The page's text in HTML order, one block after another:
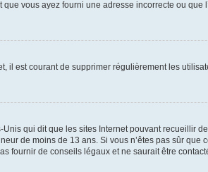
vous ayez fourni une adresse incorrecte ou
il est courant de supprimer régulièrement les
qui dit que les sites Internet pouvant recueillir
de moins de 13 ans. Si vous n’êtes pas sûr
fournir de conseils légaux et ne saurait être